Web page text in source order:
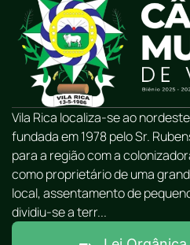
Vila Rica localiza-se ao
fundada em 1978 pelo Sr.
para a região com a
como proprietário de uma
local, assentamento de
dividiu-se a terr...